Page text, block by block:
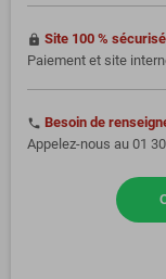
https Site 100 % sécurisé
Paiement et site
phone Besoin de
Appelez-nous au 01